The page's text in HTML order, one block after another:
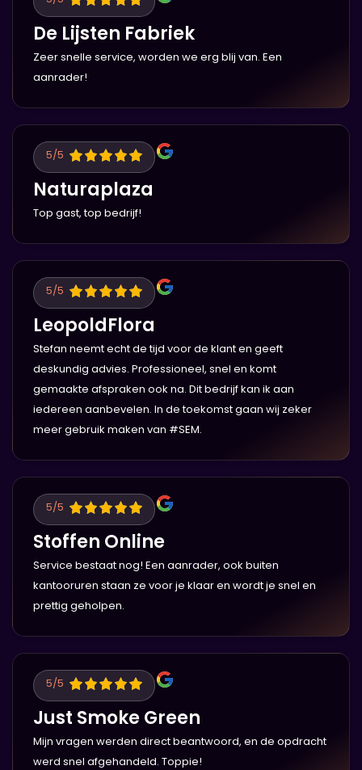
De Lijsten Fabriek
Zeer snelle service, worden we erg blij van. Een
aanrader!
5/5
Naturaplaza
Top gast, top bedrijf!
5/5
LeopoldFlora
Stefan neemt echt de tijd voor de klant en geeft
deskundig advies. Professioneel, snel en komt
gemaakte afspraken ook na. Dit bedrijf kan ik aan
iedereen aanbevelen. In de toekomst gaan wij zeker
meer gebruik maken van #SEM.
5/5
Stoffen Online
Service bestaat nog! Een aanrader, ook buiten
kantooruren staan ze voor je klaar en wordt je snel en
prettig geholpen.
5/5
Just Smoke Green
Mijn vragen werden direct beantwoord, en de opdracht
werd snel afgehandeld. Toppie!